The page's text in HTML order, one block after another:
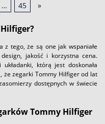
… 45 »
z tego, że są one jak wspaniałe
jakość i korzystna cena.
którą jest doskonała
że zegarki Tommy Hilfiger od lat
dostępnych w świecie
Tommy Hilfiger